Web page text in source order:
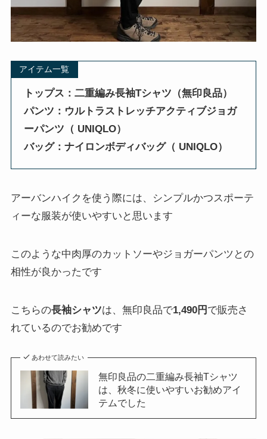
アイテム一覧
トップス：二重編み長袖Tシャツ（無印良品）
パンツ：ウルトラストレッチアクティブジョガ
ーパンツ（ UNIQLO）
バッグ：ナイロンボディバッグ（ UNIQLO）
アーバンハイクを使う際には、シンプルかつスポーテ
ィーな服装が使いやすいと思います
このような中肉厚のカットソーやジョガーパンツとの
相性が良かったです
こちらの長袖シャツは、無印良品で1,490円 で販売さ
れているのでお勧めです
あわせて読みたい
無印良品の二重編み長袖Tシャツ
は、秋冬に使いやすいお勧めアイ
テムでした